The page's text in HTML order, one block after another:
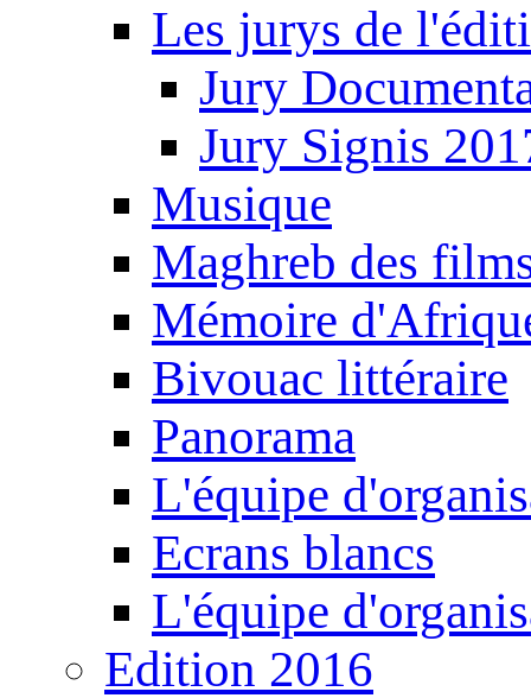
Les jurys de
Jury
Jury Signis
Musique
Maghreb des
Mémoire
Bivouac littéraire
Panorama
L'équipe
Ecrans blancs
L'équipe
Edition 2016